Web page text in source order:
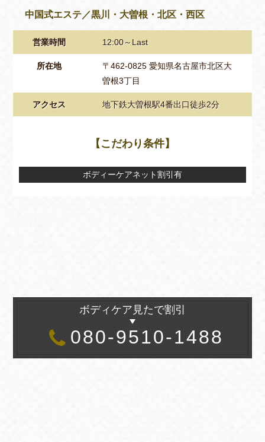
中国式エステ／黒川・大曽根・北区・西区
営業時間 12:00～Last
所在地
〒462-0825 愛知県名古屋市北区大
曽根3丁目
アクセス 地下鉄大曽根駅4番出口徒歩2分
【こだわり条件】
ボディーケアネット割引有
ボディケア見たで割引
080-9510-1488